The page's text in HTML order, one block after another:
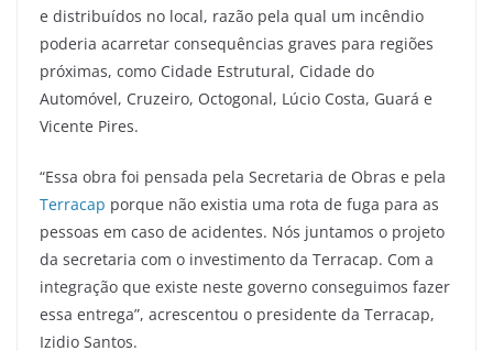
e distribuídos no local, razão pela qual um incêndio
poderia acarretar consequências graves para regiões
próximas, como Cidade Estrutural, Cidade do
Automóvel, Cruzeiro, Octogonal, Lúcio Costa, Guará e
Vicente Pires.
“Essa obra foi pensada pela Secretaria de Obras e pela
Terracap porque não existia uma rota de fuga para as
pessoas em caso de acidentes. Nós juntamos o projeto
da secretaria com o investimento da Terracap. Com a
integração que existe neste governo conseguimos fazer
essa entrega”, acrescentou o presidente da Terracap,
Izidio Santos.